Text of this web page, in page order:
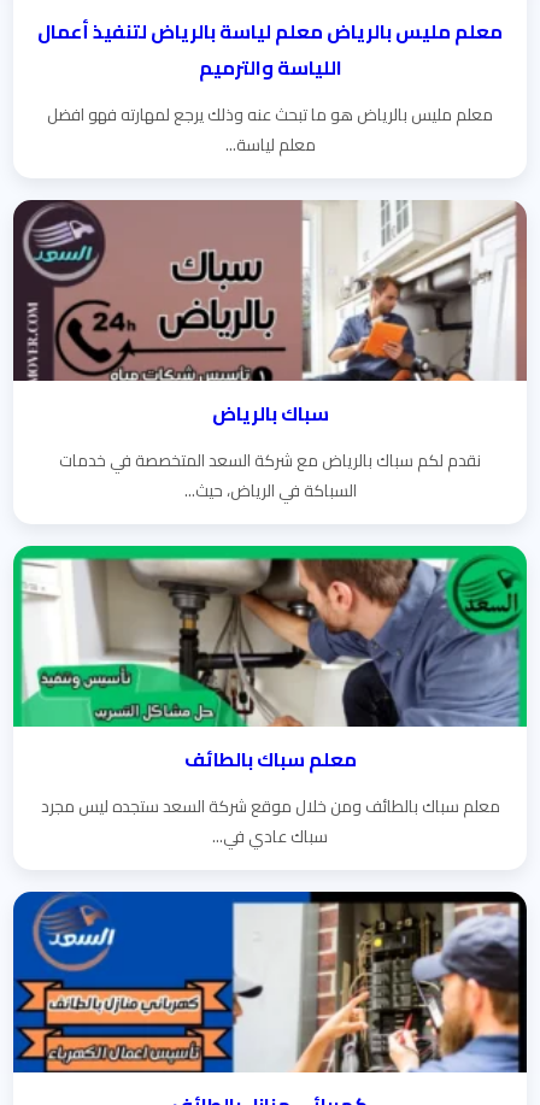
معلم مليس بالرياض معلم لياسة بالرياض لتنفيذ أعمال
اللياسة والترميم
معلم مليس بالرياض هو ما تبحث عنه وذلك يرجع لمهارته فهو افضل
معلم لياسة...
سباك بالرياض
نقدم لكم سباك بالرياض مع شركة السعد المتخصصة في خدمات
السباكة في الرياض، حيث...
معلم سباك بالطائف
معلم سباك بالطائف ومن خلال موقع شركة السعد ستجده ليس مجرد
سباك عادي في...